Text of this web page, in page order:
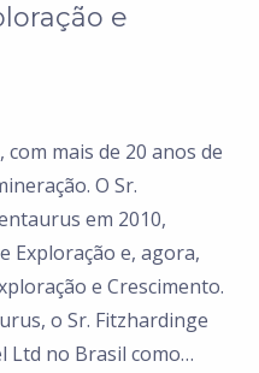
e
mais de 20 anos de
O Sr.
em 2010,
Exploração e, agora,
e Crescimento.
o Sr. Fitzhardinge
Ltd no Brasil como